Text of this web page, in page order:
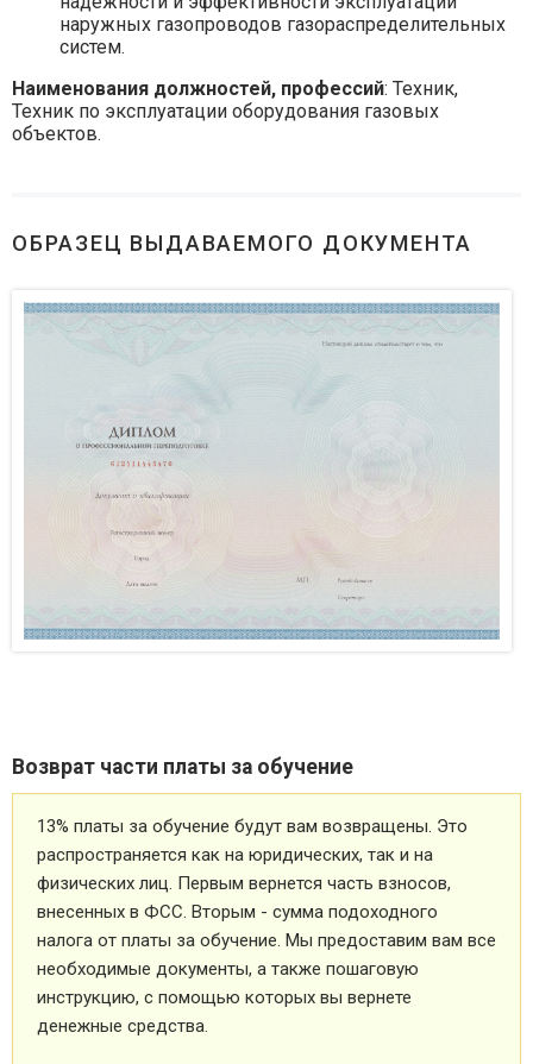
наружных газопроводов газораспределительных
систем.
Наименования должностей, профессий: Техник,
Техник по эксплуатации оборудования газовых
объектов.
ОБРАЗЕЦ ВЫДАВАЕМОГО ДОКУМЕНТА
Возврат части платы за обучение
13% платы за обучение будут вам возвращены. Это
распространяется как на юридических, так и на
физических лиц. Первым вернется часть взносов,
внесенных в ФСС. Вторым - сумма подоходного
налога от платы за обучение. Мы предоставим вам все
необходимые документы, а также пошаговую
инструкцию, с помощью которых вы вернете
денежные средства.